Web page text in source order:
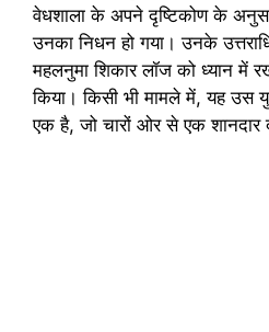
वेधशाला के अपने दृष्टिकोण के
उनका निधन हो गया। उनके
महलनुमा शिकार लॉज को ध्यान में
किया। किसी भी मामले में, यह उस
एक है, जो चारों ओर से एक